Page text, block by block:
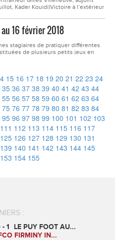
Kader Kouidi)Victoire à l’extérieur
a logiquement remporté cette
comme pour le match
au 16 février 2018
stagiaires de pratiquer différentes
de plusieurs petits jeux en
15 16 17 18 19 20 21 22 23 24
35 36 37 38 39 40 41 42 43 44
55 56 57 58 59 60 61 62 63 64
75 76 77 78 79 80 81 82 83 84
95 96 97 98 99 100 101 102 103
111 112 113 114 115 116 117
125 126 127 128 129 130 131
139 140 141 142 143 144 145
153 154 155
:
- 1
LE PUY FOOT AU...
FIRMINY IN...